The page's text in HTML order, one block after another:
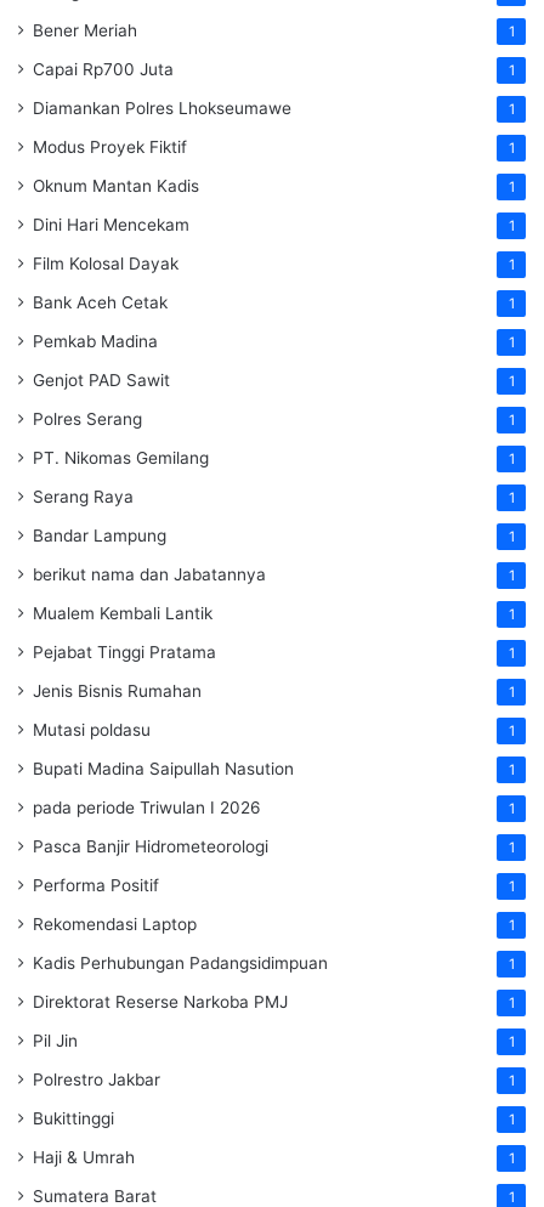
Bener Meriah 1
Capai Rp700 Juta 1
Diamankan Polres Lhokseumawe 1
Modus Proyek Fiktif 1
Oknum Mantan Kadis 1
Dini Hari Mencekam 1
Film Kolosal Dayak 1
Bank Aceh Cetak 1
Pemkab Madina 1
Genjot PAD Sawit 1
Polres Serang 1
PT. Nikomas Gemilang 1
Serang Raya 1
Bandar Lampung 1
berikut nama dan Jabatannya 1
Mualem Kembali Lantik 1
Pejabat Tinggi Pratama 1
Jenis Bisnis Rumahan 1
Mutasi poldasu 1
Bupati Madina Saipullah Nasution 1
pada periode Triwulan I 2026 1
Pasca Banjir Hidrometeorologi 1
Performa Positif 1
Rekomendasi Laptop 1
Kadis Perhubungan Padangsidimpuan 1
Direktorat Reserse Narkoba PMJ 1
Pil Jin 1
Polrestro Jakbar 1
Bukittinggi 1
Haji & Umrah 1
Sumatera Barat 1